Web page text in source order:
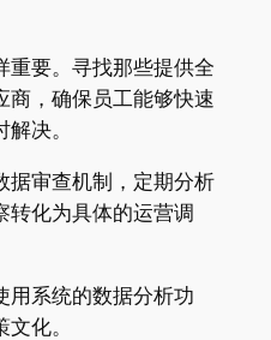
重要。寻找那些提供全
商，确保员工能够快速
解决。
据审查机制，定期分析
转化为具体的运营调
用系统的数据分析功
化。